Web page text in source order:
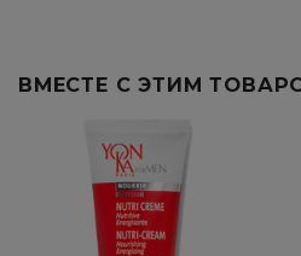
ВМЕСТЕ С ЭТИМ